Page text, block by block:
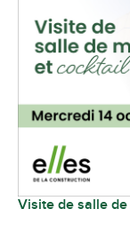
Visite de salle